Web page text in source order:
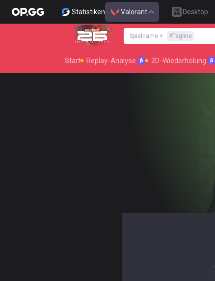
Statistiken Valorant Desktop
SEASON 26 : ACT 4
Spielname + #Tagline
Start Replay-Analyse β 2D-Wiederholung β